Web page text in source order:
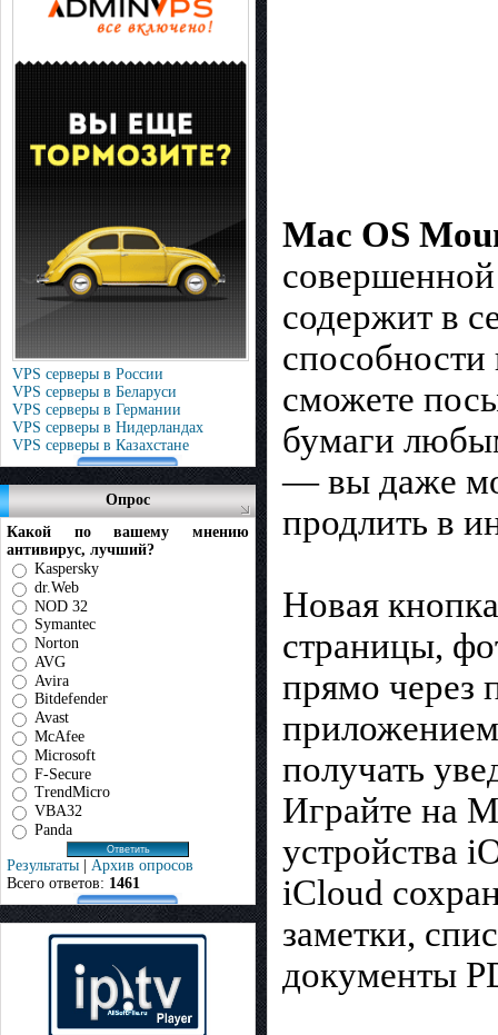
VPS серверы в России
VPS серверы в Беларуси
VPS серверы в Германии
VPS серверы в Нидерландах
VPS серверы в Казахстане
Опрос
Какой по вашему мнению
антивирус, лучший?
Kaspersky
dr.Web
NOD 32
Symantec
Norton
AVG
Avira
Bitdefender
Avast
McAfee
Microsoft
F-Secure
TrendMicro
VBA32
Panda
Результаты | Архив опросов
Всего ответов: 1461
Mac OS
содержит в
сможете
бумаги
— вы даже
продлить в
Новая
страницы,
прямо через
получать
Играйте на
устройства
iCloud
заметки,
документы